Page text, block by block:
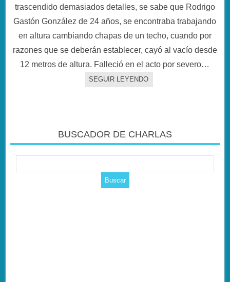
trascendido demasiados detalles, se sabe que Rodrigo
Gastón González de 24 años, se encontraba trabajando
en altura cambiando chapas de un techo, cuando por
razones que se deberán establecer, cayó al vacío desde
12 metros de altura. Falleció en el acto por severo…
SEGUIR LEYENDO
BUSCADOR DE CHARLAS